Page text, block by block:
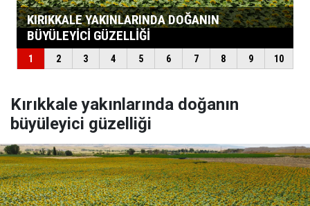
Kırıkkale yakınlarında doğanın
büyüleyici güzelliği